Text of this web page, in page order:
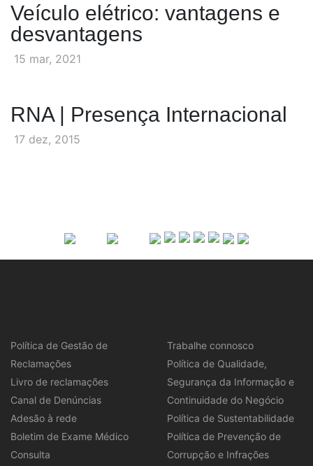
Veículo elétrico: vantagens e
desvantagens
15 mar, 2021
RNA | Presença Internacional
17 dez, 2015
Política de Gestão de
Reclamações
Livro de reclamações
Canal de Denúncias
Adesão à rede
Boletim de Exame Médico
Consulta
Trabalhe connosco
Política de Qualidade,
Segurança da Informação e
Continuidade do Negócio
Política de Sustentabilidade
Política de Prevenção de
Corrupção e Infrações